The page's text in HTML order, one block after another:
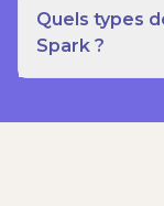
Quels types
Spark ?